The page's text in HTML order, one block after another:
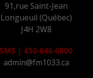
91,rue Saint-Jean
Longueuil (Québec)
J4H 2W8
SMS | 450-646-6800
admin@fm1033.ca